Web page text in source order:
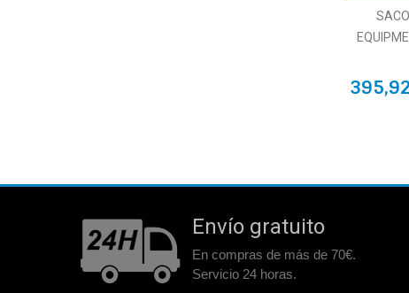
Envío gratuito
En compras de más de 70€.
Servicio 24 horas.